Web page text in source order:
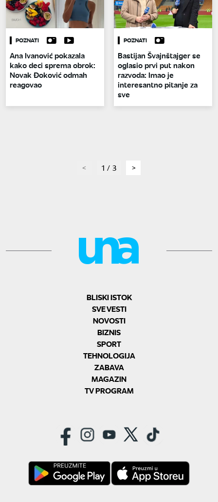
POZNATI
Ana Ivanović pokazala
kako deci sprema obrok:
Novak Đoković odmah
reagovao
POZNATI
Bastijan Švajnštajger se
oglasio prvi put nakon
razvoda: Imao je
interesantno pitanje za
sve
page1 / 3 page
BLISKI ISTOK
SVE VESTI
NOVOSTI
BIZNIS
SPORT
TEHNOLOGIJA
ZABAVA
MAGAZIN
TV PROGRAM